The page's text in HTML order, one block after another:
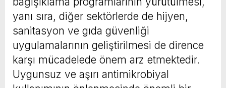
yanı sıra, diğer sektörlerde de hijyen,
sanitasyon ve gıda güvenliği
uygulamalarının geliştirilmesi de dirence
karşı mücadelede önem arz etmektedir.
Uygunsuz ve aşırı antimikrobiyal